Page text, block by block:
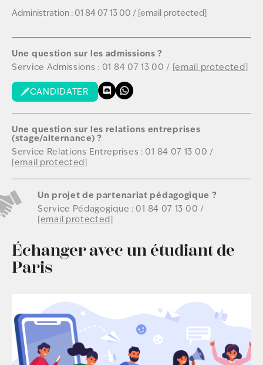
Administration :01 84 07 13 00 / [email protected]
Une question sur les admissions ?
Service Admissions : 01 84 07 13 00 / [email protected]
CANDIDATER
Une question sur les relations entreprises
(stage/alternance) ?
Service Relations Entreprises :01 84 07 13 00 /
[email protected]
Un projet de partenariat pédagogique ?
Service Pédagogique :01 84 07 13 00 /
[email protected]
Échanger avec un étudiant de
Paris